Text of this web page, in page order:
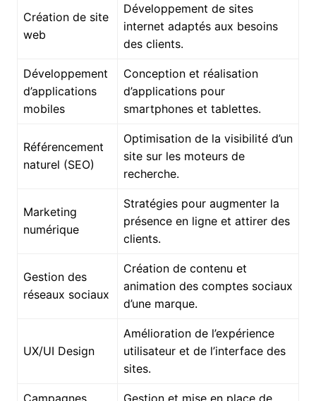
Création de site
web
Développement de sites
internet adaptés aux besoins
des clients.
Développement
d’applications
mobiles
Conception et réalisation
d’applications pour
smartphones et tablettes.
Référencement
naturel (SEO)
Optimisation de la visibilité d’un
site sur les moteurs de
recherche.
Marketing
numérique
Stratégies pour augmenter la
présence en ligne et attirer des
clients.
Gestion des
réseaux sociaux
Création de contenu et
animation des comptes sociaux
d’une marque.
UX/UI Design
Amélioration de l’expérience
utilisateur et de l’interface des
sites.
Campagnes
Gestion et mise en place de